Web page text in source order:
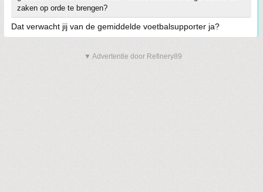
zaken op orde te brengen?
Dat verwacht jij van de gemiddelde voetbalsupporter ja?
▼ Advertentie door Refinery89